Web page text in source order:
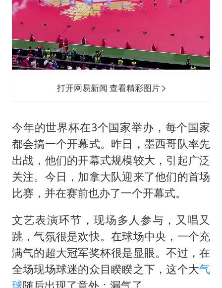
打开网易新闻 查看精彩图片
今年的世界杯在3个国家举办，每个国家
都会搞一个开幕式。昨日，墨西哥队率先
出战，他们的开幕式规模较大，引起广泛
关注。今日，加拿大队迎来了他们的首场
比赛，并在赛前也办了一个开幕式。
文艺表演环节，现场多人参与，又唱又
跳，气氛很是欢快。在球场中央，一个充
满气的超大冠军奖杯很是显眼。不过，在
全场现场球迷的众目睽睽之下，这个大气